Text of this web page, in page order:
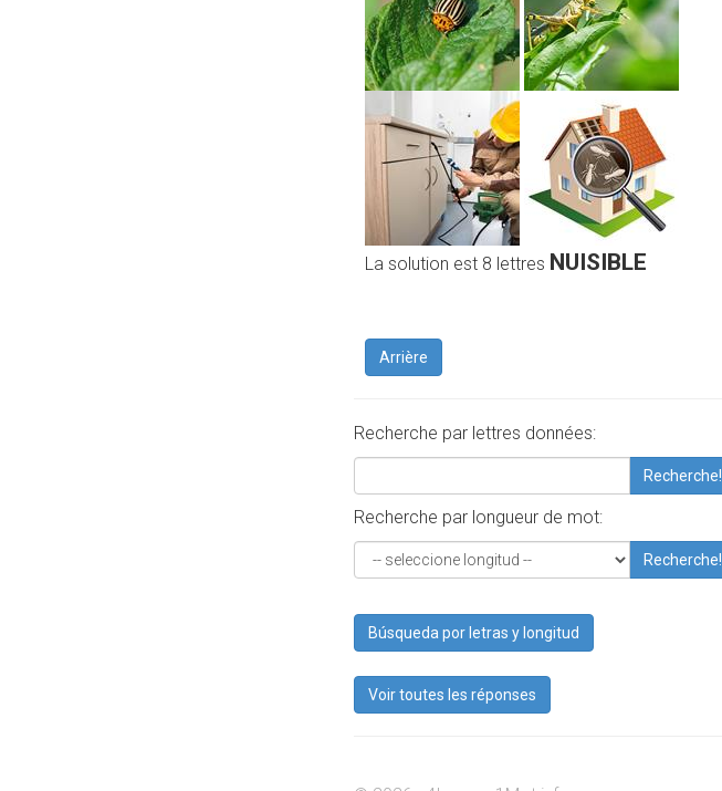
La solution est 8 lettres NUISIBLE
Arrière
Recherche par lettres données:
Recherche!
Recherche par longueur de mot:
Recherche!
Búsqueda por letras y longitud
Voir toutes les réponses